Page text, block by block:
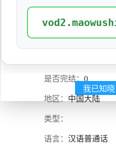
东方卫视春
是否完结： 0
地区： 中国大陆
类型：
语言： 汉语普通话
我已知晓